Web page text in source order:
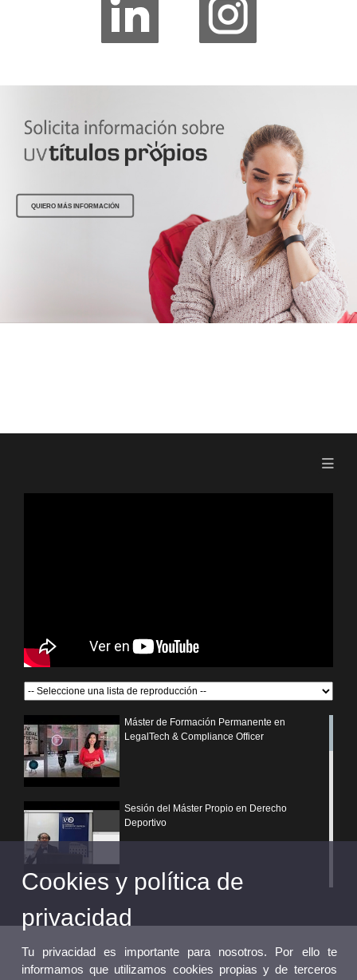
QUIERO MÁS INFORMACIÓN
Máster de Formación Permanente en
LegalTech & Compliance Officer
Sesión del Máster Propio en Derecho
Deportivo
¿Por qué elegir un postgrado propio de la
Universitat de València?
Cookies y política de
privacidad
Tu privacidad es importante para nosotros. Por ello te
informamos que utilizamos cookies propias y de terceros